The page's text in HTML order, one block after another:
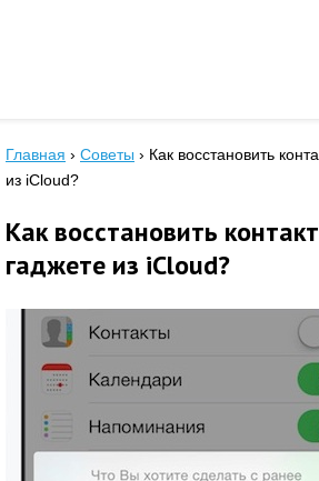
Главная › Советы › Как восстановить
из iCloud?
Как восстановить
гаджете из iCloud?